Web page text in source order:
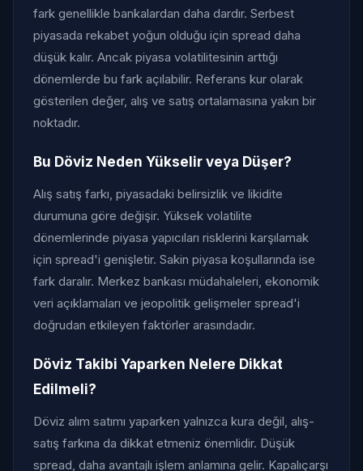
fark genellikle bankalardan daha dardır. Serbest
piyasada rekabet yoğun olduğu için spread daha
düşük kalır. Ancak piyasa volatilitesinin arttığı
dönemlerde bu fark açılabilir. Referans kur olarak
gösterilen değer, alış ve satış ortalamasına yakın bir
noktadır.
Bu Döviz Neden Yükselir veya Düşer?
Alış satış farkı, piyasadaki belirsizlik ve likidite
durumuna göre değişir. Yüksek volatilite
dönemlerinde piyasa yapıcıları risklerini karşılamak
için spread'i genişletir. Sakin piyasa koşullarında ise
fark daralır. Merkez bankası müdahaleleri, ekonomik
veri açıklamaları ve jeopolitik gelişmeler spread'i
doğrudan etkileyen faktörler arasındadır.
Döviz Takibi Yaparken Nelere Dikkat
Edilmeli?
Döviz alım satımı yaparken yalnızca kura değil, alış-
satış farkına da dikkat etmeniz önemlidir. Düşük
spread, daha avantajlı işlem anlamına gelir. Kapalıçarşı